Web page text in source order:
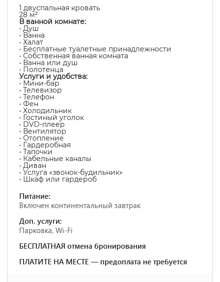
1 двуспальная кровать
28 м²
В ванной комнате:
• Душ
• Ванна
• Халат
• Бесплатные туалетные принадлежности
• Собственная ванная комната
• Ванна или душ
• Полотенца
Услуги и удобства:
• Мини-бар
• Телевизор
• Телефон
• Фен
• Холодильник
• Гостиный уголок
• DVD-плеер
• Вентилятор
• Отопление
• Гардеробная
• Тапочки
• Кабельные каналы
• Диван
• Услуга «звонок-будильник»
• Шкаф или гардероб
Питание:
Включен континентальный завтрак
Доп. услуги:
Парковка, Wi-Fi
БЕСПЛАТНАЯ отмена бронирования
ПЛАТИТЕ НА МЕСТЕ — предоплата не требуется